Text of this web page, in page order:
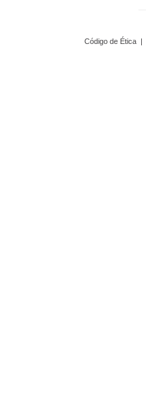
Código de Ética |